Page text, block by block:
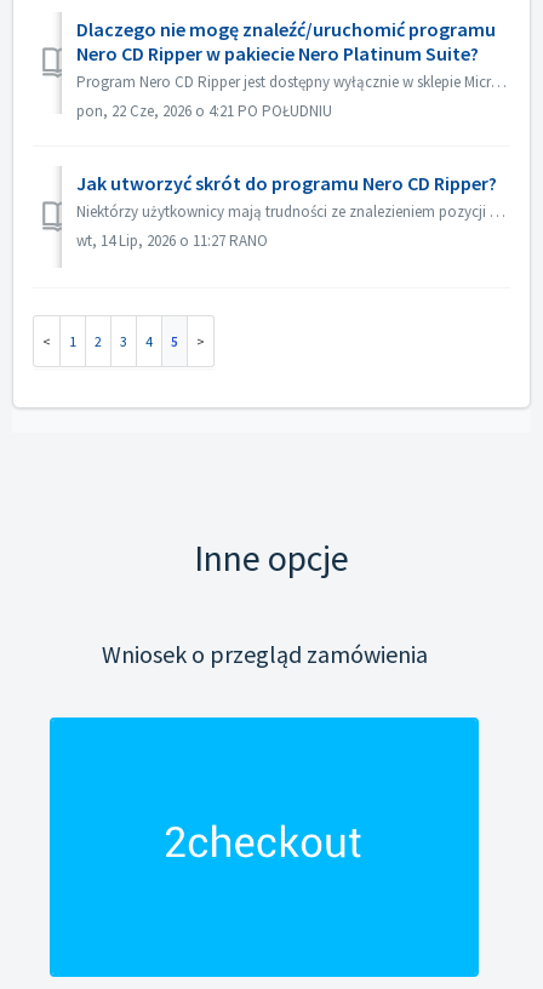
Dlaczego nie mogę znaleźć/uruchomić programu
Nero CD Ripper w pakiecie Nero Platinum Suite?
Program Nero CD Ripper jest dostępny wyłącznie w sklepie Microsoft Store (https://apps.microsoft.com/detail/9NSNQ0CPD06G) i nie wchodzi w skład pakietu Nero...
pon, 22 Cze, 2026 o 4:21 PO POŁUDNIU
Jak utworzyć skrót do programu Nero CD Ripper?
Niektórzy użytkownicy mają trudności ze znalezieniem pozycji programu Nero CD Ripper i za każdym razem muszą przechodzić do Sklepu Microsoft, aby go uruchom...
wt, 14 Lip, 2026 o 11:27 RANO
1 2 3 4 5
Inne opcje
Wniosek o przegląd zamówienia